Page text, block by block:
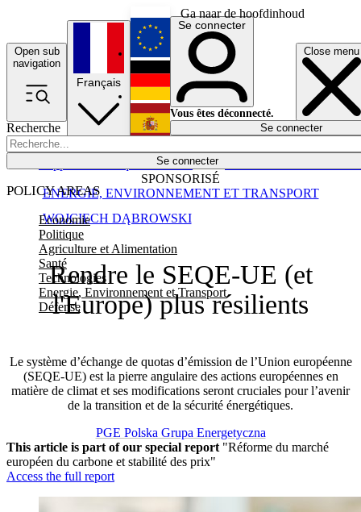
Ga naar de hoofdinhoud
Open sub
navigation
Close menu
Recherche
Se connecter
POLICY AREAS
Economie
Politique
Agriculture et Alimentation
Santé
Technologies
Energie, Environnement et Transport
Défense
Économie
Français
English
Deutsch
Español
Se connecter
Vous êtes déconnecté.
Se connecter
Rendre le SEQE-UE (et
l'Europe) plus résilients
Le système d’échange de quotas d’émission de l’Union européenne
(SEQE-UE) est la pierre angulaire des actions européennes en
matière de climat et ses modifications seront cruciales pour l’avenir
de la transition et de la sécurité énergétiques.
SPONSORISÉ
WOJCIECH DĄBROWSKI
ENERGIE, ENVIRONNEMENT ET TRANSPORT
PGE Polska Grupa Energetyczna
This article is part of our special report "Réforme du marché
européen du carbone et stabilité des prix"
Access the full report